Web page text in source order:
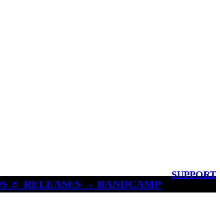
SUPPORT
♬ RELEASES → BANDCAMP